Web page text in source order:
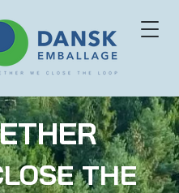
THE